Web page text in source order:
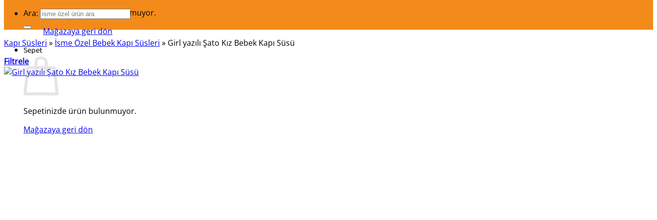
Sepetinizde ürün bulunmuyor.
Mağazaya geri dön
Sepet
Sepetinizde ürün bulunmuyor.
Mağazaya geri dön
Ara:
Kapı Süsleri » İsme Özel Bebek Kapı Süsleri » Girl yazılı Şato Kız Bebek Kapı Süsü
Filtrele